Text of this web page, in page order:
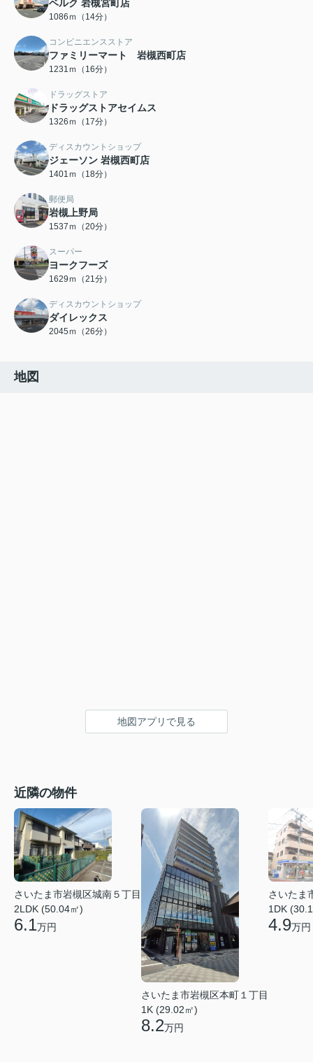
ベルク 岩槻宮町店
1086ｍ（14分）
コンビニエンスストア
ファミリーマート 岩槻西町店
1231ｍ（16分）
ドラッグストア
ドラッグストアセイムス
1326ｍ（17分）
ディスカウントショップ
ジェーソン 岩槻西町店
1401ｍ（18分）
郵便局
岩槻上野局
1537ｍ（20分）
スーパー
ヨークフーズ
1629ｍ（21分）
ディスカウントショップ
ダイレックス
2045ｍ（26分）
地図
地図アプリで見る
近隣の物件
さいたま市岩槻区城南５丁目
2LDK (50.04㎡)
6.1万円
さいたま市岩槻区本町１丁目
1K (29.02㎡)
8.2万円
さいたま
1DK
4.9万円